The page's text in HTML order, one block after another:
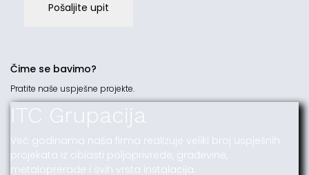
Pošaljite upit
Čime se bavimo?
Pratite naše uspješne projekte.
ITC Grupacija
Već godinama naša firma realizuje veliki broj uspješnih
projekata iz oblasti poljoprivrede, građevine,
metaloprerade i svih vrsta instalacija.